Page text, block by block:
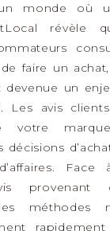
monde où
révèle
faire un
devenue un
Les avis
votre
décisions
Face
provenant
méthodes